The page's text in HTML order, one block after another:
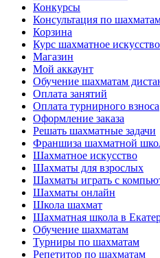
Конкурсы
Консультация по
Корзина
Курс шахматное
Магазин
Мой аккаунт
Обучение шахматам
Оплата занятий
Оплата турнирного взноса
Оформление заказа
Решать шахматные задачи
Франшиза шахматной
Шахматное искусство
Шахматы для взрослых
Шахматы играть с
Шахматы онлайн
Школа шахмат
Шахматная школа в
Обучение шахматам
Турниры по шахматам
Репетитор по шахматам